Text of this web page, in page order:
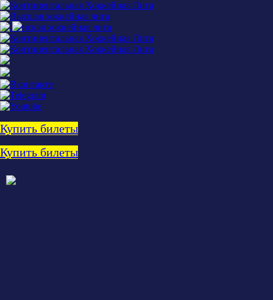
Купить билеты
Купить билеты